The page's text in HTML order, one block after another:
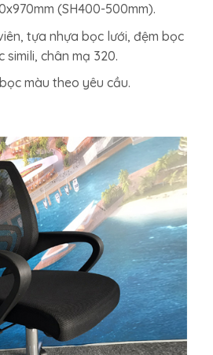
(SH400-500mm).
tựa nhựa bọc lưới, đệm bọc
chân mạ 320.
màu theo yêu cầu.